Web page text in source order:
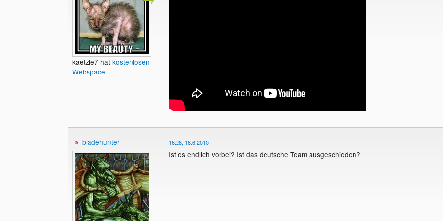
kaetzle7 hat kostenlosen
Webspace.
bladehunter 16:28, 18.6.2010
Ist es endlich vorbei? Ist das deutsche Team ausgeschieden?